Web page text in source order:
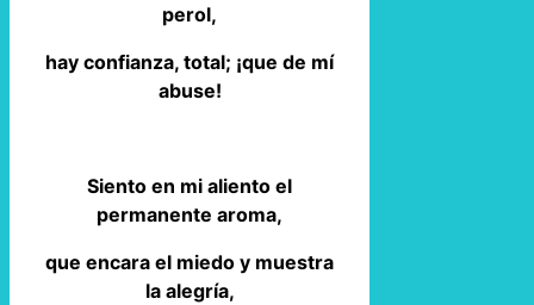
perol,
hay confianza, total; ¡que de mí
abuse!
Siento en mi aliento el
permanente aroma,
que encara el miedo y muestra
la alegría,